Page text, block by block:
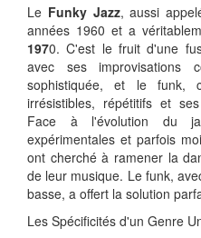
Le Funky Jazz, aussi
années 1960 et a
1970. C'est le fruit d'une
avec ses improvisations
sophistiquée, et le funk,
irrésistibles, répétitifs et
Face à l'évolution du
expérimentales et parfois
ont cherché à ramener la
de leur musique. Le funk,
basse, a offert la solution
Les Spécificités d'un Genre